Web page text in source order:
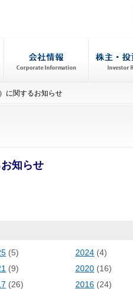
に関するお知らせ
知らせ
(5) 2024 (4)
(9) 2020 (16)
(26) 2016 (24)